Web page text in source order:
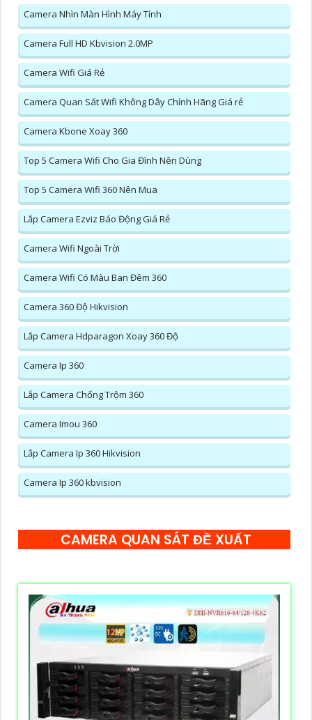
Camera Nhìn Màn Hình Máy Tính
Camera Full HD Kbvision 2.0MP
Camera Wifi Giá Rẻ
Camera Quan Sát Wifi Không Dây Chính Hãng Giá rẻ
Camera Kbone Xoay 360
Top 5 Camera Wifi Cho Gia Đình Nên Dùng
Top 5 Camera Wifi 360 Nên Mua
Lắp Camera Ezviz Báo Động Giá Rẻ
Camera Wifi Ngoài Trời
Camera Wifi Có Màu Ban Đêm 360
Camera 360 Độ Hikvision
Lắp Camera Hdparagon Xoay 360 Độ
Camera Ip 360
Lắp Camera Chống Trộm 360
Camera Imou 360
Lắp Camera Ip 360 Hikvision
Camera Ip 360 kbvision
CAMERA QUAN SÁT ĐỀ XUẤT